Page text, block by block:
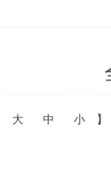
大 中 小 】